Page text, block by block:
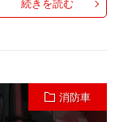
続きを読む
消防車